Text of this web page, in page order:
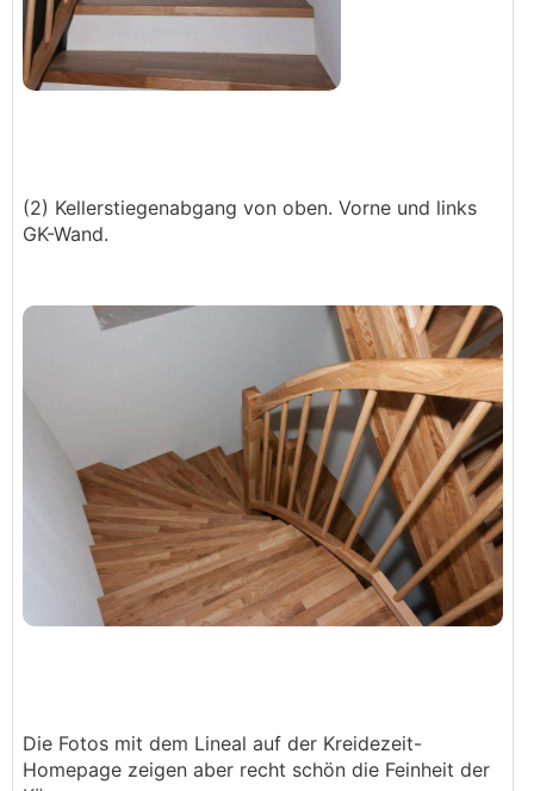
(2) Kellerstiegenabgang von oben. Vorne und links
GK-Wand.
Die Fotos mit dem Lineal auf der Kreidezeit-
Homepage zeigen aber recht schön die Feinheit der